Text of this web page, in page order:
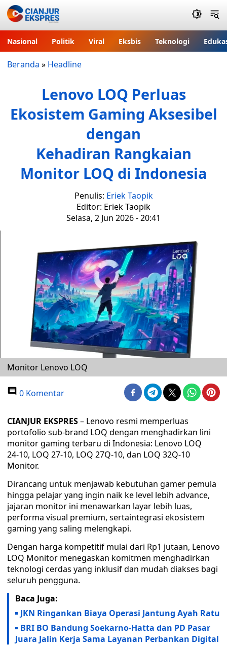
Nasional Politik Viral Eksbis Teknologi
Beranda » Headline
Lenovo LOQ Perluas
Ekosistem Gaming Aksesibel
dengan
Kehadiran Rangkaian
Monitor LOQ di Indonesia
Penulis: Eriek Taopik
Editor: Eriek Taopik
Selasa, 2 Jun 2026 - 20:41
Monitor Lenovo LOQ
0 Komentar
CIANJUR EKSPRES– Lenovo resmi memperluas
portofolio sub‑brand LOQ dengan menghadirkan lini
monitor gaming terbaru di Indonesia: Lenovo LOQ
24‑10, LOQ 27‑10, LOQ 27Q‑10, dan LOQ 32Q‑10
Monitor.
Dirancang untuk menjawab kebutuhan gamer pemula
hingga pelajar yang ingin naik ke level lebih advance,
jajaran monitor ini menawarkan layar lebih luas,
performa visual premium, sertaintegrasi ekosistem
gaming yang saling melengkapi.
Dengan harga kompetitif mulai dari Rp1 jutaan, Lenovo
LOQ Monitor menegaskan komitmen menghadirkan
teknologi cerdas yang inklusif dan mudah diakses bagi
seluruh pengguna.
Baca Juga:
JKN Ringankan Biaya Operasi Jantung Ayah Ratu
BRI BO Bandung Soekarno-Hatta dan PD Pasar
Juara Jalin Kerja Sama Layanan Perbankan Digital